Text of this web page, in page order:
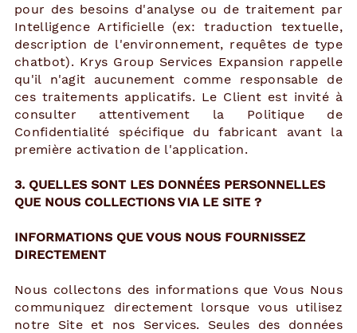
pour des besoins d'analyse ou de traitement par
Intelligence Artificielle (ex: traduction textuelle,
description de l'environnement, requêtes de type
chatbot). Krys Group Services Expansion rappelle
qu'il n'agit aucunement comme responsable de
ces traitements applicatifs. Le Client est invité à
consulter attentivement la Politique de
Confidentialité spécifique du fabricant avant la
première activation de l'application.
3. QUELLES SONT LES DONNÉES PERSONNELLES
QUE NOUS COLLECTIONS VIA LE SITE ?
INFORMATIONS QUE VOUS NOUS FOURNISSEZ
DIRECTEMENT
Nous collectons des informations que Vous Nous
communiquez directement lorsque vous utilisez
notre Site et nos Services. Seules des données